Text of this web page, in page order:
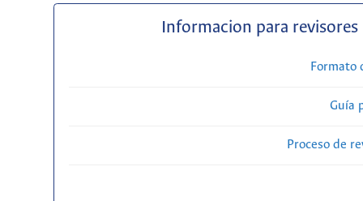
Informacion para revisores
Formato
Guía
Proceso de